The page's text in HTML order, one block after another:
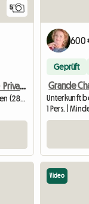
5
Studio + Kochnische + Privates Badezimmer + Terrasse
Unterkunft beim Gastgeber | Mechelen (2800) | 18 M2
600
Geprüft
1 Pers. |
Video